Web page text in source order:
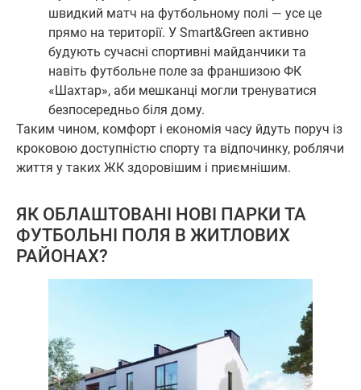
швидкий матч на футбольному полі — усе це
прямо на території. У Smart&Green активно
будують сучасні спортивні майданчики та
навіть футбольне поле за франшизою ФК
«Шахтар», аби мешканці могли тренуватися
безпосередньо біля дому.
Таким чином, комфорт і економія часу йдуть поруч із
кроковою доступністю спорту та відпочинку, роблячи
життя у таких ЖК здоровішим і приємнішим.
ЯК ОБЛАШТОВАНІ НОВІ ПАРКИ ТА
ФУТБОЛЬНІ ПОЛЯ В ЖИТЛОВИХ
РАЙОНАХ?